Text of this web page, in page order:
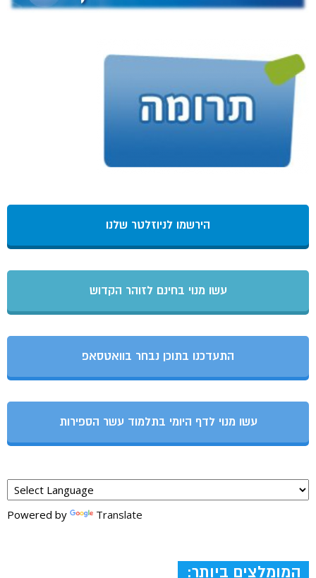
הירשמו לניוזלטר שלנו
עשו מנוי בחינם לזוהר הקדוש
התעדכנו בתוכן נבחר בוואטסאפ
עשו מנוי לדף היומי בתלמוד עשר הספירות
Powered by Translate
המומלצים ביותר: